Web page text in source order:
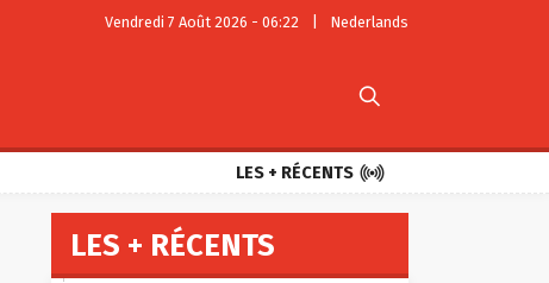
Vendredi 7 Août 2026 - 06:22 Nederlands

LES + RÉCENTS 
LES + RÉCENTS